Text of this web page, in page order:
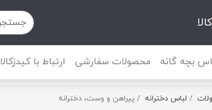
بچه گانه محصولات سفارشی ارتباط با کیدزکالا
لباس دخترانه پیراهن و وست، دخترانه